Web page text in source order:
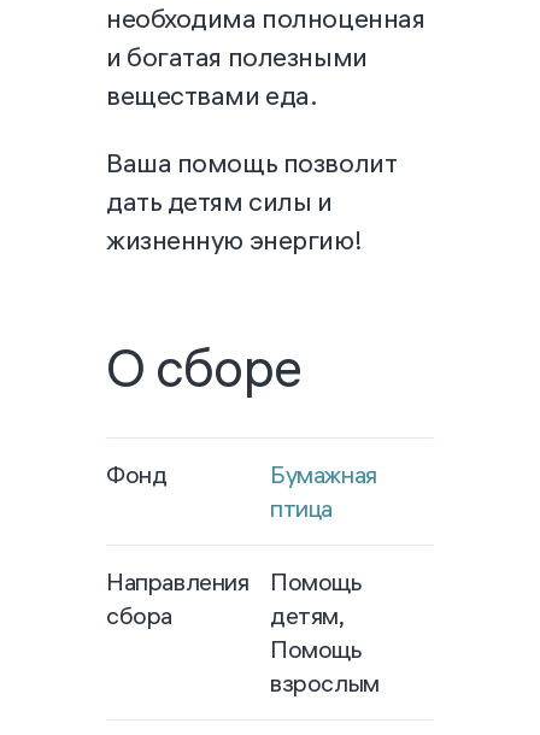
необходима полноценная
и богатая полезными
веществами еда.
Ваша помощь позволит
дать детям силы и
жизненную энергию!
О сборе
Фонд
Бумажная
птица
Направления
сбора
Помощь
детям,
Помощь
взрослым